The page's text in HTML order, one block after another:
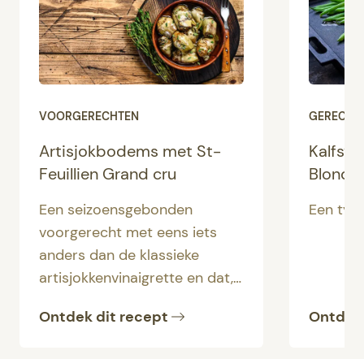
VOORGERECHTEN
Artisjokbodems met St-
Feuillien Grand cru
Een seizoensgebonden
voorgerecht met eens iets
anders dan de klassieke
artisjokkenvinaigrette en dat,
Feuillien Grand Cru, uw
Ontdek dit recept
Blond
Een